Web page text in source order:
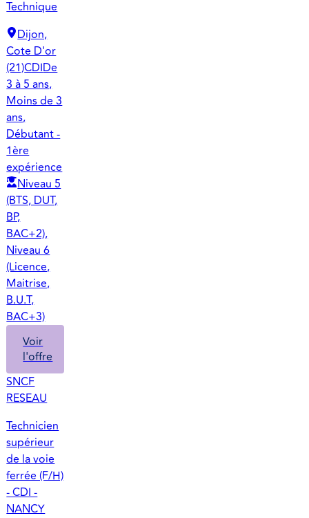
Technique
Dijon,
Cote D'or
(21)CDIDe
3 à 5 ans,
Moins de 3
ans,
Débutant -
1ère
expérience
Niveau 5
(BTS, DUT,
BP,
BAC+2),
Niveau 6
(Licence,
Maitrise,
B.U.T,
BAC+3)
Voir
l'offre
SNCF
RESEAU
Technicien
supérieur
de la voie
ferrée (F/H)
- CDI -
NANCY